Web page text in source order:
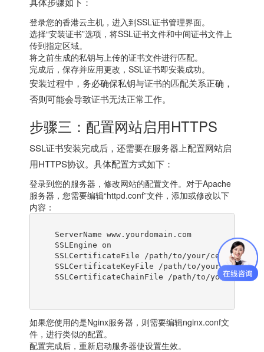
登录您的香港云主机，进入到SSL证书管理界面。
选择“安装证书”选项，将SSL证书文件和中间证书文件上
传到指定区域。
将之前生成的私钥与上传的证书文件进行匹配。
完成后，保存并应用更改，SSL证书即安装成功。
安装过程中，务必确保私钥与证书的匹配关系正确，
否则可能会导致证书无法正常工作。
步骤三：配置网站启用HTTPS
SSL证书安装完成后，还需要在服务器上配置网站启
用HTTPS协议。具体配置方式如下：
登录到您的服务器，修改网站的配置文件。对于Apache
服务器，您需要编辑“httpd.conf”文件，添加或修改以下
内容：
    ServerName www.yourdomain.com
    SSLEngine on
SSLCertificateFile /path/to/your/
SSLCertificateKeyFile /path/to/your/
SSLCertificateChainFile /path/to/your/
如果您使用的是Nginx服务器，则需要编辑nginx.conf文
件，进行类似的配置。
配置完成后，重新启动服务器使设置生效。